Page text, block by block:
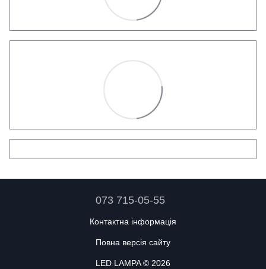
073 715-05-55
Контактна інформація
Повна версія сайту
LED LAMPA © 2026